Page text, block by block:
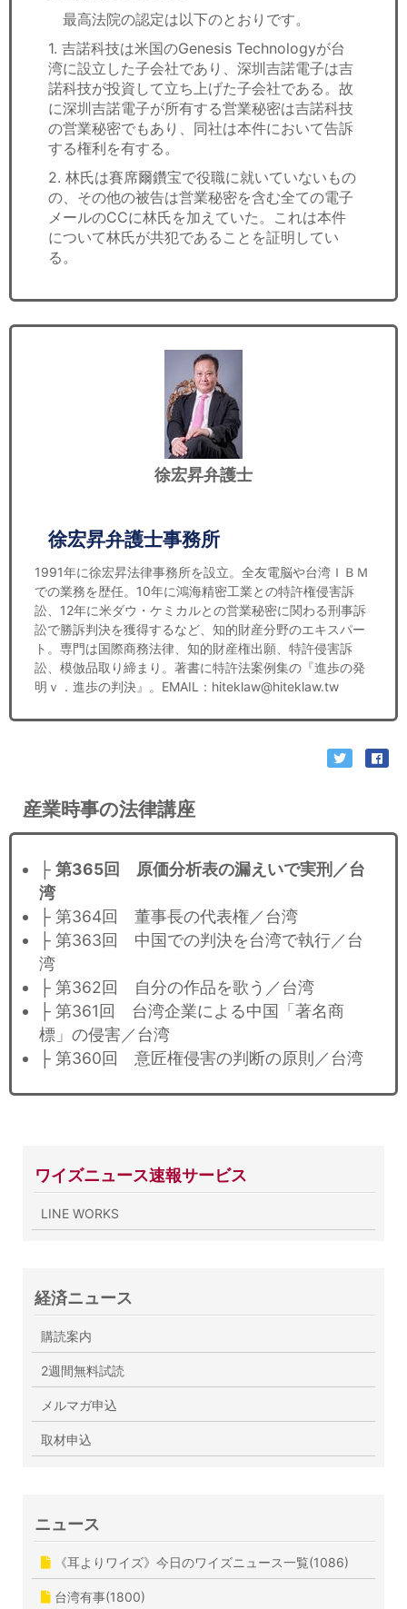
最高法院の認定は以下のとおりです。
1. 吉諾科技は米国のGenesis Technologyが台
湾に設立した子会社であり、深圳吉諾電子は吉
諾科技が投資して立ち上げた子会社である。故
に深圳吉諾電子が所有する営業秘密は吉諾科技
の営業秘密でもあり、同社は本件において告訴
する権利を有する。
2. 林氏は賽席爾鑽宝で役職に就いていないもの
の、その他の被告は営業秘密を含む全ての電子
メールのCCに林氏を加えていた。これは本件
について林氏が共犯であることを証明してい
る。
徐宏昇弁護士
徐宏昇弁護士事務所
1991年に徐宏昇法律事務所を設立。全友電脳や台湾ＩＢＭ
での業務を歴任。10年に鴻海精密工業との特許権侵害訴
訟、12年に米ダウ・ケミカルとの営業秘密に関わる刑事訴
訟で勝訴判決を獲得するなど、知的財産分野のエキスパー
ト。専門は国際商務法律、知的財産権出願、特許侵害訴
訟、模倣品取り締まり。著書に特許法案例集の『進歩の発
明ｖ．進歩の判決』。EMAIL：hiteklaw@hiteklaw.tw
産業時事の法律講座
├ 第365回 原価分析表の漏えいで実刑／台
湾
├ 第364回 董事長の代表権／台湾
├ 第363回 中国での判決を台湾で執行／台
湾
├ 第362回 自分の作品を歌う／台湾
├ 第361回 台湾企業による中国「著名商
標」の侵害／台湾
├ 第360回 意匠権侵害の判断の原則／台湾
ワイズニュース速報サービス
LINE WORKS
経済ニュース
購読案内
2週間無料試読
メルマガ申込
取材申込
ニュース
《耳よりワイズ》今日のワイズニュース一覧(1086)
台湾有事(1800)